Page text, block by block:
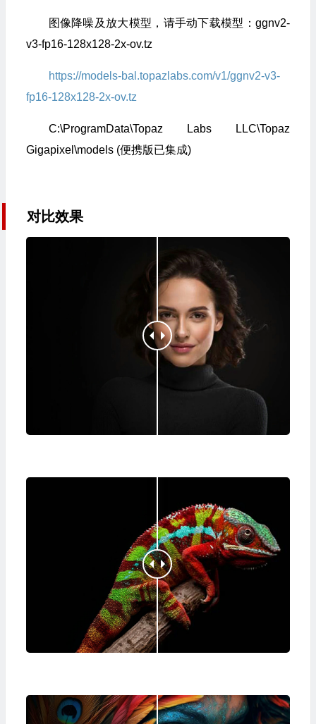
图像降噪及放大模型，请手动下载模型：ggnv2-
v3-fp16-128x128-2x-ov.tz
https://models-bal.topazlabs.com/v1/ggnv2-v3-
fp16-128x128-2x-ov.tz
C:\ProgramData\Topaz Labs LLC\Topaz
Gigapixel\models (便携版已集成)
对比效果